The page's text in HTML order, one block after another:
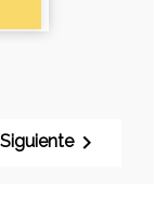
Siguiente